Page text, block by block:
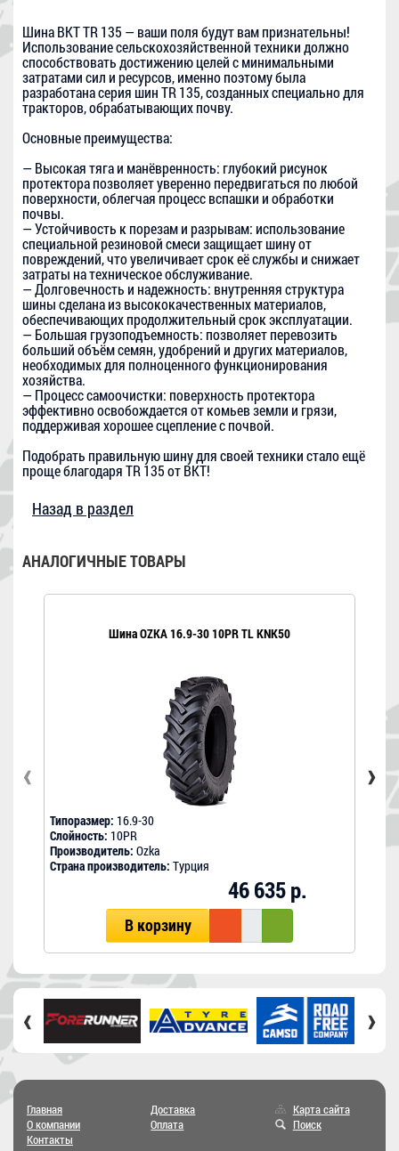
Шина BKT TR 135 — ваши поля будут вам признательны!
Использование сельскохозяйственной техники должно
способствовать достижению целей с минимальными
затратами сил и ресурсов, именно поэтому была
разработана серия шин TR 135, созданных специально для
тракторов, обрабатывающих почву.
Основные преимущества:
— Высокая тяга и манёвренность: глубокий рисунок
протектора позволяет уверенно передвигаться по любой
поверхности, облегчая процесс вспашки и обработки
почвы.
— Устойчивость к порезам и разрывам: использование
специальной резиновой смеси защищает шину от
повреждений, что увеличивает срок её службы и снижает
затраты на техническое обслуживание.
— Долговечность и надежность: внутренняя структура
шины сделана из высококачественных материалов,
обеспечивающих продолжительный срок эксплуатации.
— Большая грузоподъемность: позволяет перевозить
больший объём семян, удобрений и других материалов,
необходимых для полноценного функционирования
хозяйства.
— Процесс самоочистки: поверхность протектора
эффективно освобождается от комьев земли и грязи,
поддерживая хорошее сцепление с почвой.
Подобрать правильную шину для своей техники стало ещё
проще благодаря TR 135 от BKT!
Назад в раздел
АНАЛОГИЧНЫЕ ТОВАРЫ
Шина OZKA 16.9-30 10PR TL KNK50
Типоразмер: 16.9-30
Слойность: 10PR
Производитель: Ozka
Страна производитель: Турция
46 635 р.
В корзину
‹ ›
‹ ›
Главная
О компании
Контакты
Доставка
Оплата
Карта сайта
Поиск